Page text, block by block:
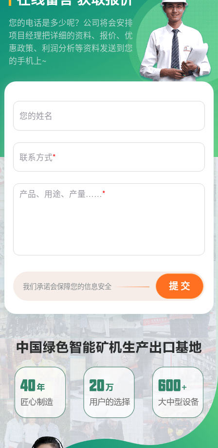
您的电话是多少呢？公司将会安排
项目经理把详细的资料、报价、优
惠政策、利润分析等资料发送到您
的手机上~
您的姓名
联系方式*
产品、用途、产量……*
我们承诺会保障您的信息安全
问 请问厂家地址在哪？
答
河南省郑州市高新技术开发区梧
桐街与红松路交叉口中国高端矿
机生产出口基地园区